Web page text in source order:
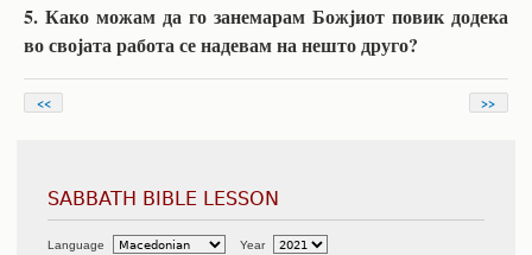
5. Како можам да го занемарам Божјиот повик додека
во својата работа се надевам на нешто друго?
<< >>
SABBATH BIBLE LESSON
Language Year